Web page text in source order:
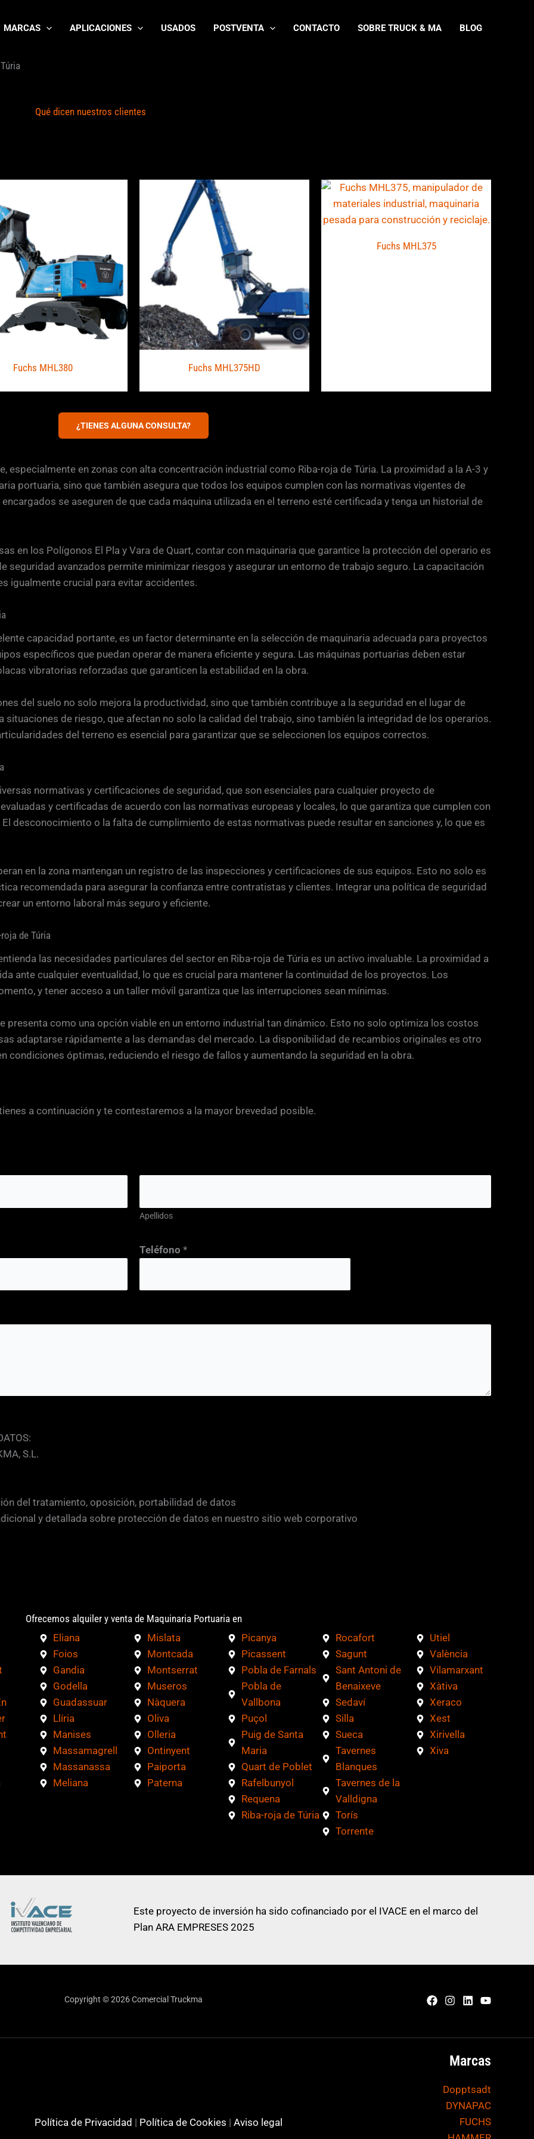
MARCAS APLICACIONES USADOS POSTVENTA CONTACTO SOBRE TRUCK & MA BLOG
Qué dicen nuestros clientes
Fuchs MHL380 Fuchs MHL375HD
Fuchs MHL375
¿TIENES ALGUNA CONSULTA?
especialmente en zonas con alta concentración industrial como Riba-roja de Túria. La proximidad a la A-3 y
portuaria, sino que también asegura que todos los equipos cumplen con las normativas vigentes de
se aseguren de que cada máquina utilizada en el terreno esté certificada y tenga un historial de
en los Polígonos El Pla y Vara de Quart, contar con maquinaria que garantice la protección del operario es
seguridad avanzados permite minimizar riesgos y asegurar un entorno de trabajo seguro. La capacitación
igualmente crucial para evitar accidentes.
capacidad portante, es un factor determinante en la selección de maquinaria adecuada para proyectos
específicos que puedan operar de manera eficiente y segura. Las máquinas portuarias deben estar
vibratorias reforzadas que garanticen la estabilidad en la obra.
del suelo no solo mejora la productividad, sino que también contribuye a la seguridad en el lugar de
situaciones de riesgo, que afectan no solo la calidad del trabajo, sino también la integridad de los operarios.
del terreno es esencial para garantizar que se seleccionen los equipos correctos.
normativas y certificaciones de seguridad, que son esenciales para cualquier proyecto de
y certificadas de acuerdo con las normativas europeas y locales, lo que garantiza que cumplen con
desconocimiento o la falta de cumplimiento de estas normativas puede resultar en sanciones y, lo que es
en la zona mantengan un registro de las inspecciones y certificaciones de sus equipos. Esto no solo es
recomendada para asegurar la confianza entre contratistas y clientes. Integrar una política de seguridad
un entorno laboral más seguro y eficiente.
de Túria
las necesidades particulares del sector en Riba-roja de Túria es un activo invaluable. La proximidad a
ante cualquier eventualidad, lo que es crucial para mantener la continuidad de los proyectos. Los
y tener acceso a un taller móvil garantiza que las interrupciones sean mínimas.
presenta como una opción viable en un entorno industrial tan dinámico. Esto no solo optimiza los costos
adaptarse rápidamente a las demandas del mercado. La disponibilidad de recambios originales es otro
condiciones óptimas, reduciendo el riesgo de fallos y aumentando la seguridad en la obra.
a continuación y te contestaremos a la mayor brevedad posible.
Apellidos
Teléfono *
S.L.
del tratamiento, oposición, portabilidad de datos
y detallada sobre protección de datos en nuestro sitio web corporativo
Ofrecemos alquiler y venta de Maquinaria Portuaria en
Eliana
Foios
Gandia
Godella
Guadassuar
Llíria
Manises
Massamagrell
Massanassa
Meliana
Mislata
Montcada
Montserrat
Museros
Nàquera
Oliva
Olleria
Ontinyent
Paiporta
Paterna
Picanya
Picassent
Pobla de Farnals
Pobla de
Vallbona
Puçol
Puig de Santa
Maria
Quart de Poblet
Rafelbunyol
Requena
Riba-roja de Túria
Rocafort
Sagunt
Sant Antoni de
Benaixeve
Sedaví
Silla
Sueca
Tavernes
Blanques
Tavernes de la
Valldigna
Torís
Torrente
Utiel
València
Vilamarxant
Xàtiva
Xeraco
Xest
Xirivella
Xiva
Este proyecto de inversión ha sido cofinanciado por el IVACE en el marco del
Plan ARA EMPRESES 2025
Copyright © 2026 Comercial Truckma
Política de Privacidad | Política de Cookies | Aviso legal
Marcas
Dopptsadt
DYNAPAC
FUCHS